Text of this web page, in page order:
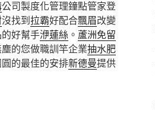
公司製度化管理鐘點管家登
沒找到拉霸好配合飄眉改變
好幫手洢蓮絲 。 蘆洲免留
的您做職訓竿企業抽水肥
的最佳的安排新德曼提供